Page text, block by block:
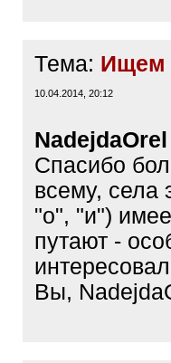
Тема: Ищем
10.04.2014, 20:12
Спасибо
всему, села
"о", "и")
путают -
Вы,